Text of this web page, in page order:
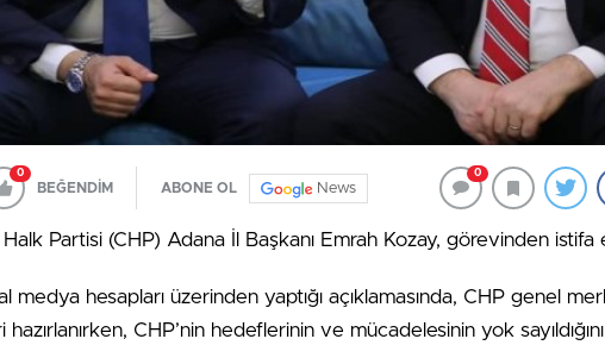
0
BEĞENDİM ABONE OL News
0
Partisi (CHP) Adana İl Başkanı Emrah Kozay, görevinden istifa
medya hesapları üzerinden yaptığı açıklamasında, CHP genel
hazırlanırken, CHP’nin hedeflerinin ve mücadelesinin yok